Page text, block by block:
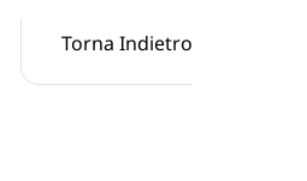
Torna Indietro